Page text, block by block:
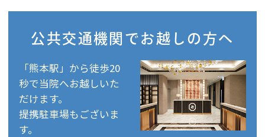
公共交通機関で お越しの方へ
「熊本駅」から徒歩20
秒で当院へお越しいた
だけます。
提携駐車場もございま
す。